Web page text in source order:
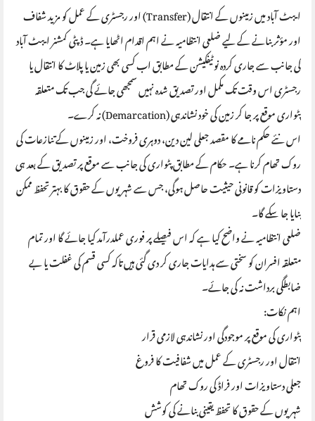
ایبٹ آباد میں زمینوں کے انتقال (Transfer) اور رجسٹری کے عمل کو مزید شفاف
اور مؤثر بنانے کے لیے ضلعی انتظامیہ نے اہم اقدام اٹھایا ہے۔ ڈپٹی کمشنر ایبٹ آباد
کی جانب سے جاری کردہ نوٹیفکیشن کے مطابق اب کسی بھی زمین یا پلاٹ کا انتقال یا
رجسٹری اس وقت تک مکمل اور تصدیق شدہ نہیں سمجھی جائے گی جب تک متعلقہ
پٹواری موقع پر جا کر زمین کی خود نشاندہی (Demarcation) نہ کرے۔
اس نئے حکم نامے کا مقصد جعلی لین دین، دوہری فروخت، اور زمینوں کے تنازعات کی
روک تھام کرنا ہے۔ حکام کے مطابق پٹواری کی جانب سے موقع پر تصدیق کے بعد ہی
دستاویزات کو قانونی حیثیت حاصل ہوگی، جس سے شہریوں کے حقوق کا بہتر تحفظ ممکن
بنایا جا سکے گا۔
ضلعی انتظامیہ نے واضح کیا ہے کہ اس فیصلے پر فوری عملدرآمد کیا جائے گا اور تمام
متعلقہ افسران کو سختی سے ہدایات جاری کر دی گئی ہیں تاکہ کسی قسم کی غفلت یا بے
ضابطگی برداشت نہ کی جائے۔
اہم نکات:
پٹواری کی موقع پر موجودگی اور نشاندہی لازمی قرار
انتقال اور رجسٹری کے عمل میں شفافیت کا فروغ
جعلی دستاویزات اور فراڈ کی روک تھام
شہریوں کے حقوق کا تحفظ یقینی بنانے کی کوشش